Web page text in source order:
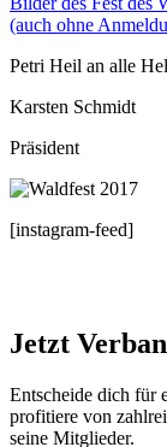
(auch ohne
Petri Heil an alle
Karsten Schmidt
Präsident
[instagram-feed]
Jetzt
Entscheide dich für
profitiere von
seine Mitglieder.